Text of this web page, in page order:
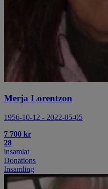
Merja Lorentzon
1956-10-12 - 2022-05-05
7 700 kr
28
insamlat
Donations
Insamling